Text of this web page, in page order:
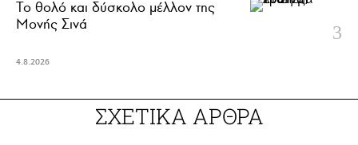
Το θολό και δύσκολο μέλλον της
Μονής Σινά
4.8.2026
ΣΧΕΤΙΚΑ ΑΡΘΡΑ